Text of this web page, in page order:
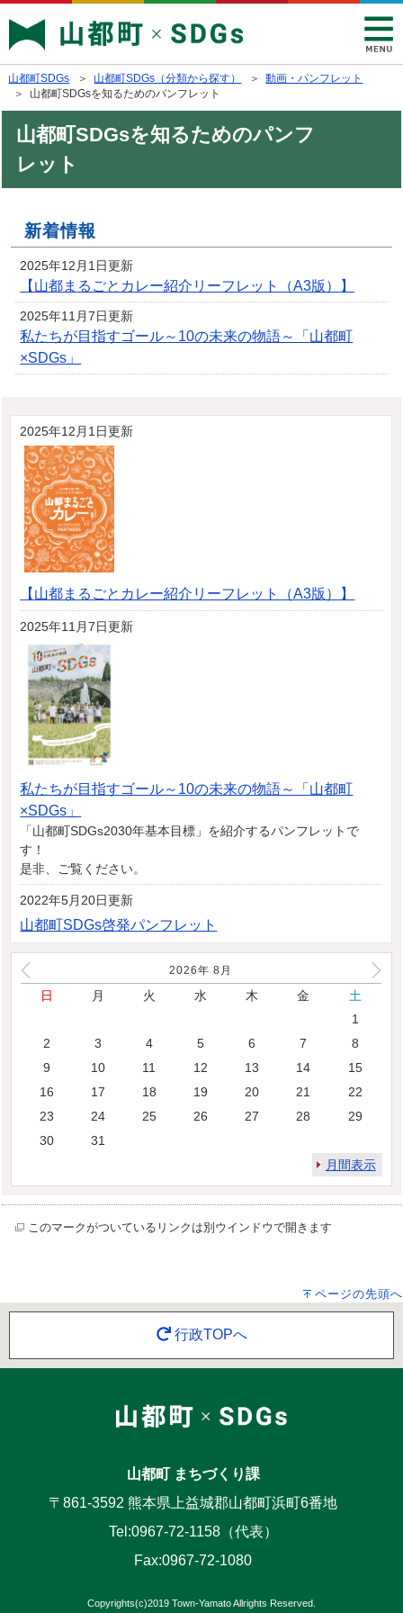
山都町SDGs ＞ 山都町SDGs（分類から探す） ＞動画・パンフレット
＞ 山都町SDGsを知るためのパンフレット
山都町SDGsを知るためのパンフ
レット
新着情報
2025年12月1日更新
【山都まるごとカレー紹介リーフレット（A3版）】
2025年11月7日更新
私たちが目指すゴール～10の未来の物語～「山都町
×SDGs」
2025年12月1日更新
【山都まるごとカレー紹介リーフレット（A3版）】
2025年11月7日更新
私たちが目指すゴール～10の未来の物語～「山都町
×SDGs」
「山都町SDGs2030年基本目標」を紹介するパンフレットで
す！
是非、ご覧ください。
2022年5月20日更新
山都町SDGs啓発パンフレット
2026年 8 月
日 月 火 水 木 金
土
1
2
3 4 5 6 7
8
9
10 11 12 13 14
15
16
17 18 19 20 21
22
23
24 25 26 27 28
29
30
31
月間表示
このマークがついているリンクは別ウインドウで開きます
ページの先頭へ
行政TOPへ
山都町 まちづくり課
〒861-3592 熊本県上益城郡山都町浜町6番地
Tel:0967-72-1158（代表）
Fax:0967-72-1080
Copyrights(c)2019 Town-Yamato Allrights Reserved.